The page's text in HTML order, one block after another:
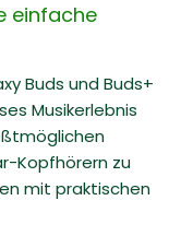
einfache
Buds und Buds+
Musikerlebnis
Kopfhörern zu
mit praktischen